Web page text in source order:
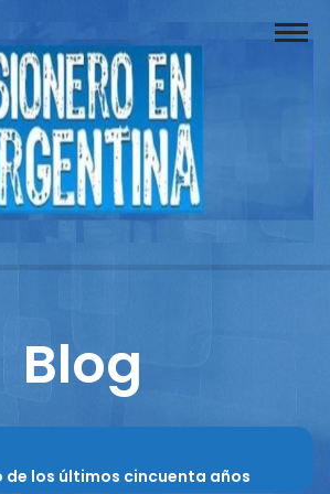
Blog
de los últimos cincuenta años